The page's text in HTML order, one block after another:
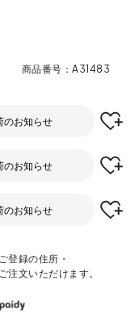
商品番号 A31483
のお知らせ
のお知らせ
のお知らせ
登録の住所・
注文いただけます。